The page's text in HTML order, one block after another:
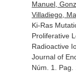
Manuel,
Villadiego,
Ki-Ras
Proliferative
Radioactive
Journal of
Núm. 1. Pag.